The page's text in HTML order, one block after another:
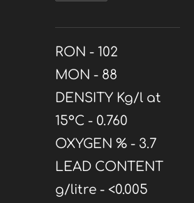
RON - 102
MON - 88
DENSITY Kg/l at
15°C - 0.760
OXYGEN % - 3.7
LEAD CONTENT
g/litre - <0.005